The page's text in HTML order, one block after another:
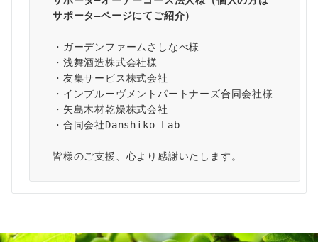
サポータ―ページにてご紹介）
・ガーデンファームさしなべ様
・浅舞酒造株式会社様
・友集サービス株式会社
・インプルーヴメントパートナーズ合同会社様
・矢島木材乾燥株式会社
・合同会社Danshiko Lab
皆様のご支援、心より感謝いたします。